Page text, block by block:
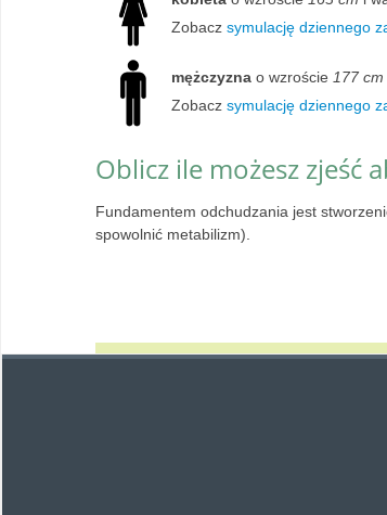
Zobacz symulację dziennego
mężczyzna o wzroście 177 cm
Zobacz symulację dziennego
Oblicz ile możesz zjeść
Fundamentem odchudzania jest
spowolnić metabilizm).